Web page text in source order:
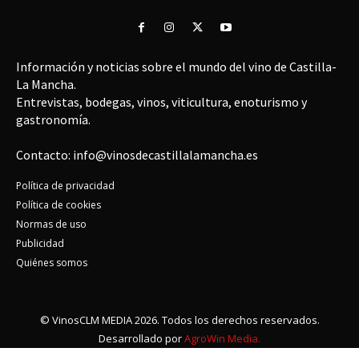
Información y noticias sobre el mundo del vino de Castilla-
La Mancha.
Entrevistas, bodegas, vinos, viticultura, enoturismo y
gastronomía.
Contacto: info@vinosdecastillalamancha.es
Política de privacidad
Política de cookies
Normas de uso
Publicidad
Quiénes somos
© VinosCLM MEDIA 2026. Todos los derechos reservados.
Desarrollado porAgroWin Media.